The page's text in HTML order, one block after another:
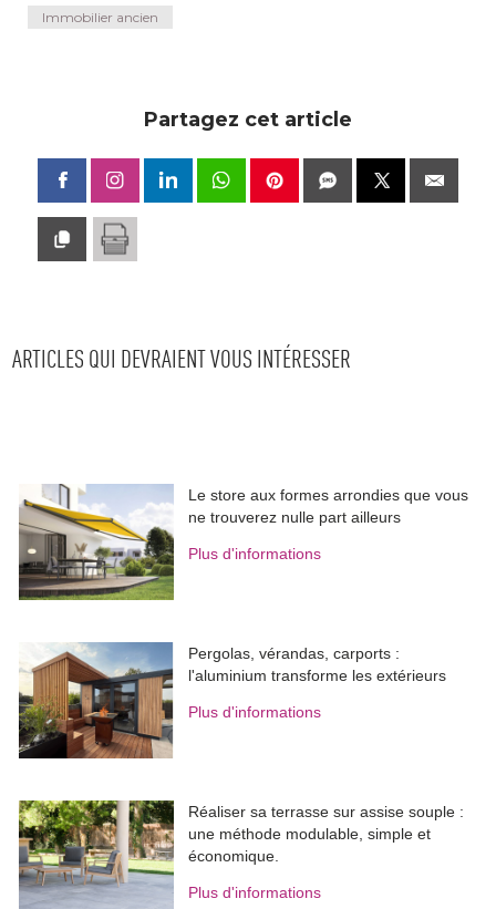
Immobilier ancien
Partagez cet article
ARTICLES QUI DEVRAIENT VOUS INTÉRESSER
Le store aux formes arrondies que vous
ne trouverez nulle part ailleurs
Plus d'informations
Pergolas, vérandas, carports :
l'aluminium transforme les extérieurs
Plus d'informations
Réaliser sa terrasse sur assise souple :
une méthode modulable, simple et
économique.
Plus d'informations